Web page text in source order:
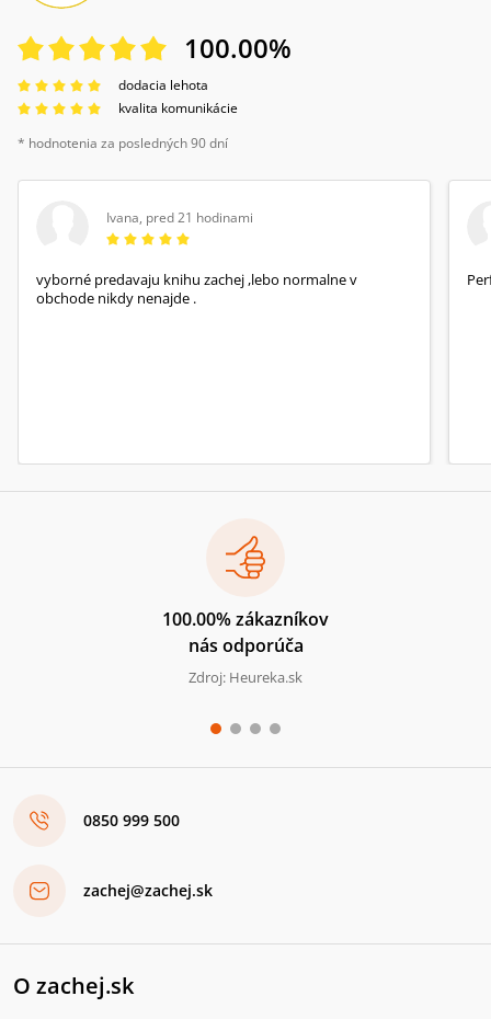
100.00%
dodacia lehota
kvalita komunikácie
* hodnotenia za posledných 90 dní
Ivana, pred 21 hodinami
vyborné predavaju knihu zachej ,lebo normalne v
obchode nikdy nenajde .
100.00% zákazníkov
nás odporúča
Zdroj: Heureka.sk
0850 999 500
zachej@zachej.sk
O zachej.sk